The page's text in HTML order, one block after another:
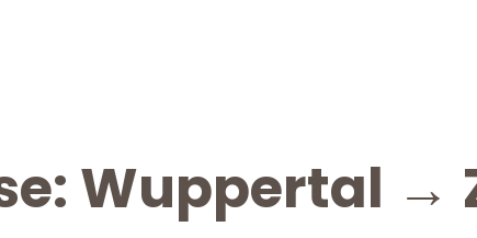
Wuppertal →